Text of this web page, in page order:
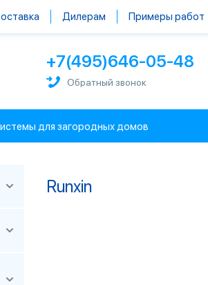
Дилерам Примеры работ
+7(495)646-05-48
Обратный звонок
для загородных домов
Runxin